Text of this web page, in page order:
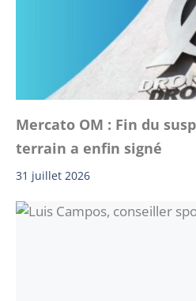
Mercato OM : Fin du
terrain a enfin signé
31 juillet 2026